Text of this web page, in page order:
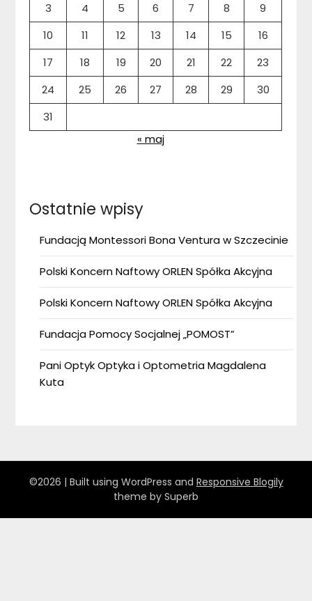
3
4 5 6 7 8
9
10
11 12 13 14 15
16
17
18 19 20 21 22
23
24
25 26 27 28 29
30
31
« maj
Ostatnie wpisy
Fundacją Montessori Bona Ventura w Szczecinie
Polski Koncern Naftowy ORLEN Spółka Akcyjna
Polski Koncern Naftowy ORLEN Spółka Akcyjna
Fundacja Pomocy Socjalnej „POMOST”
Pani Optyk Optyka i Optometria Magdalena
Kuta
©2026 | Built using WordPress and Responsive Blogily
theme by Superb